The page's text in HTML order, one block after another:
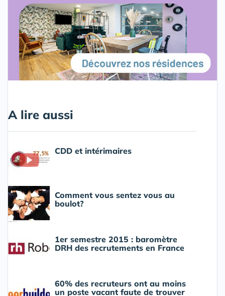
A lire aussi
CDD et intérimaires
Comment vous sentez vous au
boulot?
1er semestre 2015 : baromètre
DRH des recrutements en France
60% des recruteurs ont au moins
un poste vacant faute de trouver